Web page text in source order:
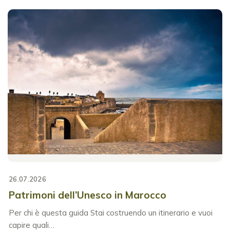
26.07.2026
Patrimoni dell’Unesco in Marocco
Per chi è questa guida Stai costruendo un itinerario e vuoi
capire quali…